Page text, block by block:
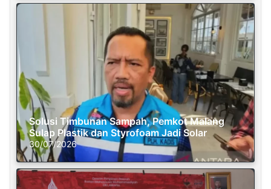
Solusi Timbunan Sampah, Pemkot Malang
Sulap Plastik dan Styrofoam Jadi Solar
30/07/2026